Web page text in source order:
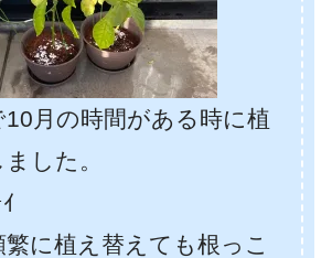
10月の時間がある時に植
した。
に植え替えても根っこ